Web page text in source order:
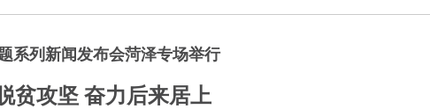
系列新闻发布会菏泽专场举行
贫攻坚 奋力后来居上